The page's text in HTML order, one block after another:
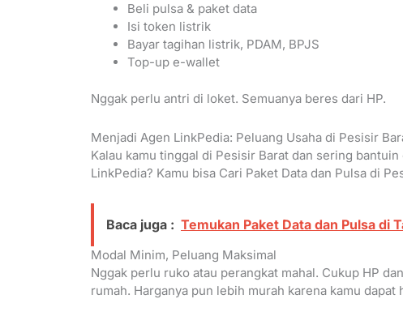
Beli pulsa & paket data
Isi token listrik
Bayar tagihan listrik, PDAM, BPJS
Top-up e-wallet
Nggak perlu antri di loket. Semuanya beres dari HP.
Menjadi Agen LinkPedia: Peluang Usaha di Pesisir
Kalau kamu tinggal di Pesisir Barat dan sering
LinkPedia? Kamu bisa Cari Paket Data dan Pulsa di
Baca juga : Temukan Paket Data dan Pulsa di
Modal Minim, Peluang Maksimal
Nggak perlu ruko atau perangkat mahal. Cukup HP
rumah. Harganya pun lebih murah karena kamu dapat